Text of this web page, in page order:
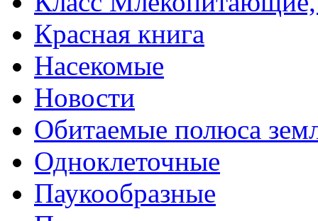
Красная книга
Насекомые
Новости
Обитаемые полюса
Одноклеточные
Паукообразные